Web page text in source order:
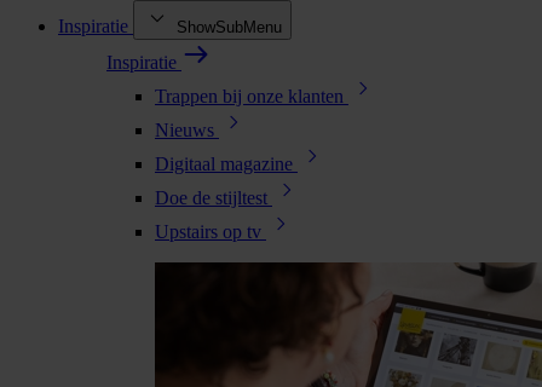
Inspiratie
ShowSubMenu
Inspiratie
Trappen bij onze klanten
Nieuws
Digitaal magazine
Doe de stijltest
Upstairs op tv